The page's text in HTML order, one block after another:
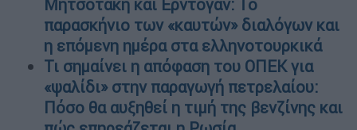
Μητσοτάκη και Ερντογάν: Το
παρασκήνιο των «καυτών» διαλόγων και
η επόμενη ημέρα στα ελληνοτουρκικά
Τι σημαίνει η απόφαση του ΟΠΕΚ για
«ψαλίδι» στην παραγωγή πετρελαίου:
Πόσο θα αυξηθεί η τιμή της βενζίνης και